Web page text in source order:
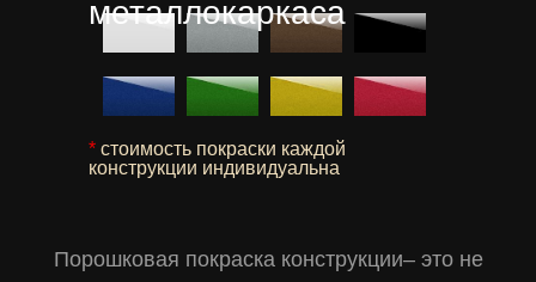
металлокаркаса
* стоимость покраски каждой
конструкции индивидуальна
Порошковая покраска конструкции– это не